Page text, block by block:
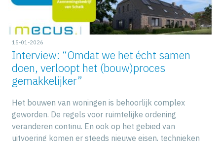
15-01-2026
Interview: “Omdat we het écht samen
doen, verloopt het (bouw)proces
gemakkelijker”
Het bouwen van woningen is behoorlijk complex
geworden. De regels voor ruimtelijke ordening
veranderen continu. En ook op het gebied van
uitvoering komen er steeds nieuwe eisen, technieken